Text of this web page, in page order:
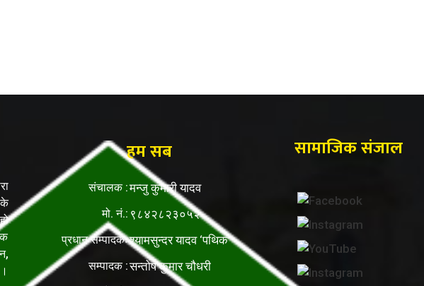
हम सब
संचालक :मन्जु कुमारी यादव
मो. नं.: ९८४२८२३०५२
प्रधान सम्पादकःश्यामसुन्दर यादव ‘पथिक’
सम्पादक :सन्तोष कुमार चौधरी
सामाजिक संजाल